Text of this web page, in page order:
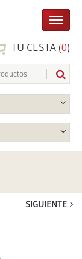
TU CESTA (0)
SIGUIENTE